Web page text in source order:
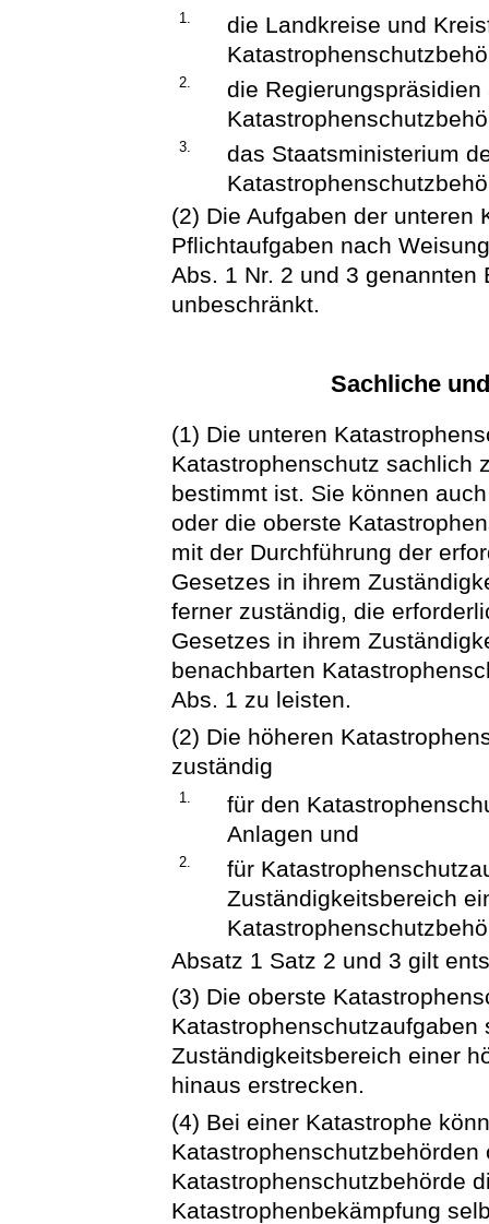
1.
die Landkreise und
2.
die Regierungspräsidien
3.
das Staatsministerium
(2) Die Aufgaben der unteren
Pflichtaufgaben nach
Abs. 1 Nr. 2 und 3
unbeschränkt.
Sachliche
(1) Die unteren
Katastrophenschutz sachlich
bestimmt ist. Sie können
oder die oberste
mit der Durchführung der
Gesetzes in ihrem
ferner zuständig, die
Gesetzes in ihrem
benachbarten
Abs. 1 zu leisten.
(2) Die höheren
zuständig
1.
für den
Anlagen und
2.
für
Zuständigkeitsbereich
Absatz 1 Satz 2 und 3 gilt
(3) Die oberste
Zuständigkeitsbereich einer
hinaus erstrecken.
(4) Bei einer Katastrophe
Katastrophenschutzbehörden
Katastrophenschutzbehörde
Katastrophenbekämpfung